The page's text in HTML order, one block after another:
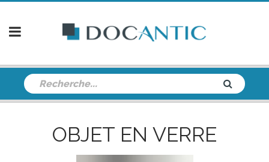
OBJET EN VERRE